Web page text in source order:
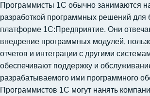
Программисты 1С обычно занимаются
разработкой программных решений для
платформе 1С:Предприятие. Они
внедрение программных модулей,
отчетов и интеграции с другими
обеспечивают поддержку и
разрабатываемого ими программного
Программистов 1С могут нанять